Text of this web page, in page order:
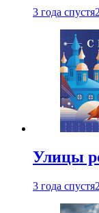
3 года спустя
Улицы
3 года спустя